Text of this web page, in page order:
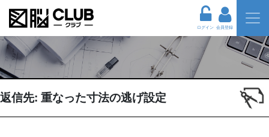
ログイン 会員登録
返信先: 重なった寸法の逃げ設定